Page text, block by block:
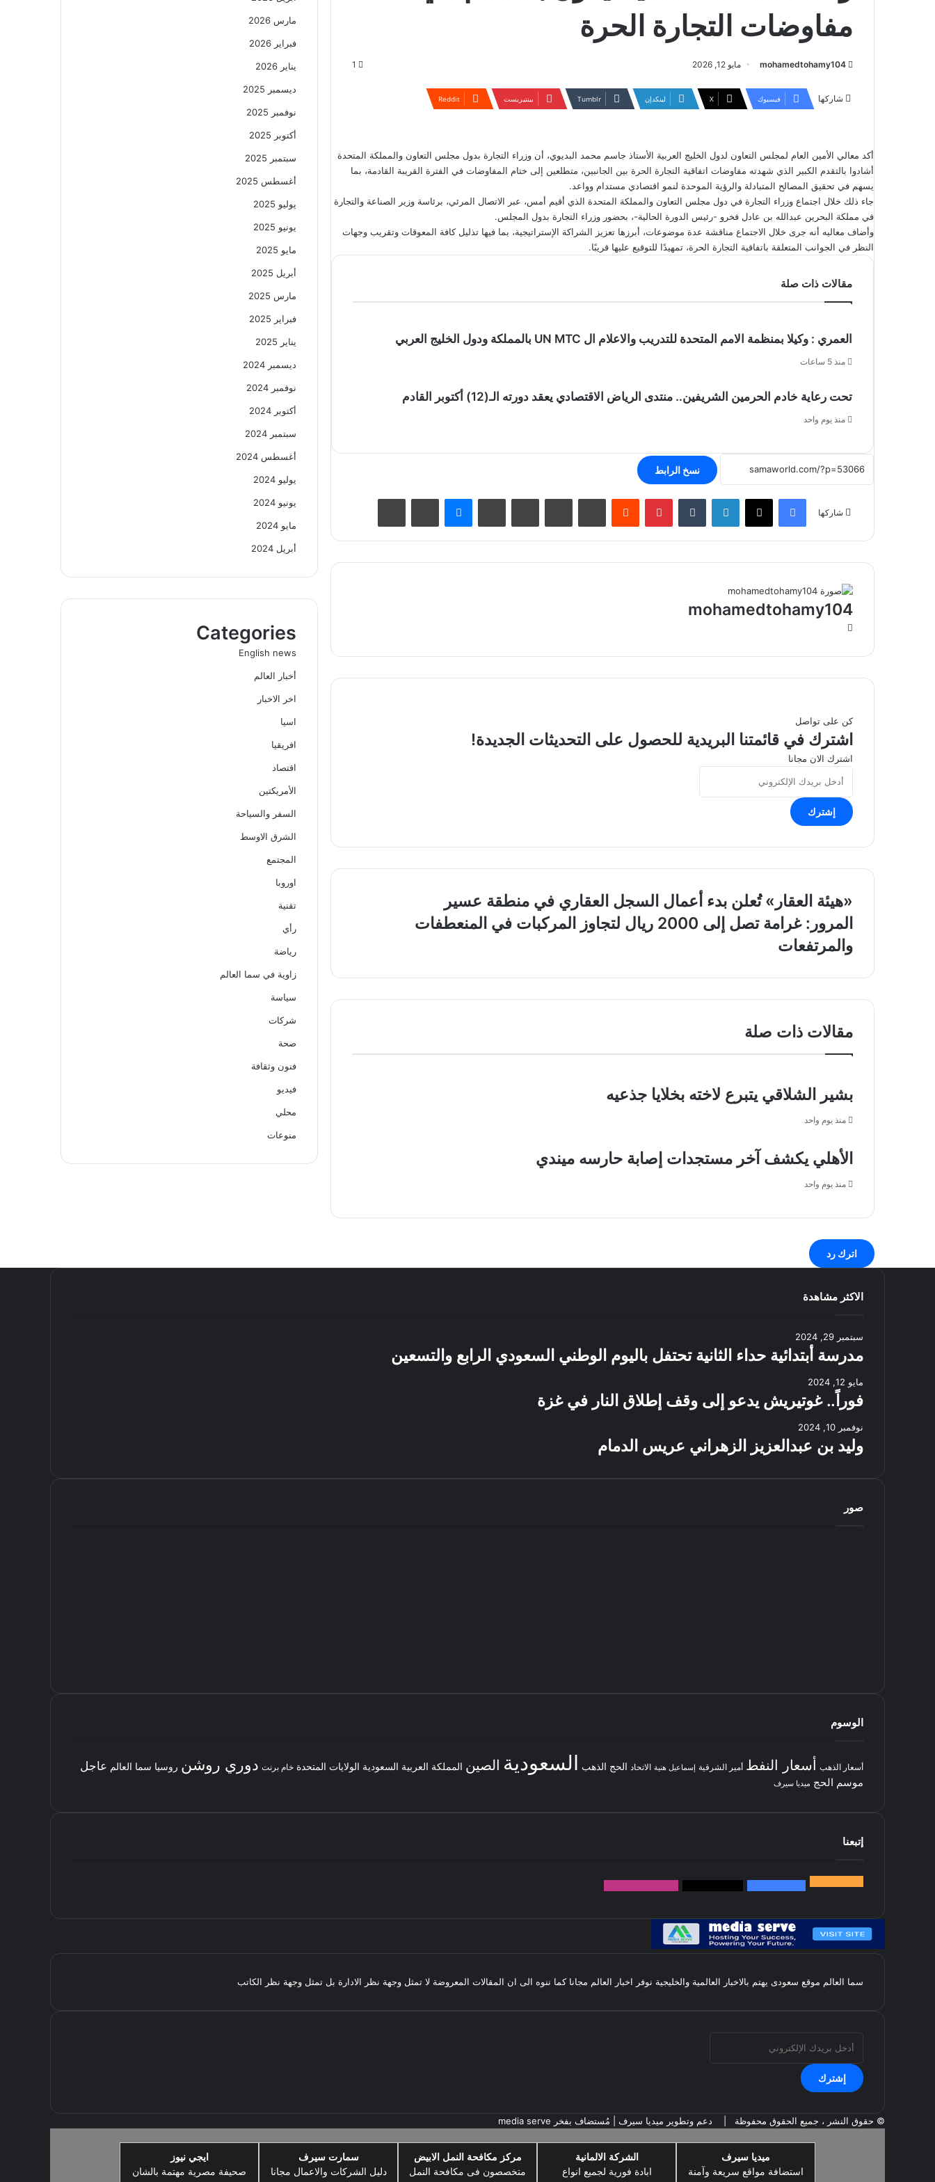
مفاوضات التجارة الحرة
mohamedtohamy104 مايو 12, 2026 1
شاركها فيسبوك ‫X لينكدإن بينتيريست
أكد معالي الأمين العام لمجلس التعاون لدول الخليج العربية الأستاذ جاسم محمد البديوي، أن وزراء التجارة بدول مجلس التعاون والمملكة المتحدة
أشادوا بالتقدم الكبير الذي شهدته مفاوضات اتفاقية التجارة الحرة بين الجانبين، متطلعين إلى ختام المفاوضات في الفترة القريبة القادمة، بما
يسهم في تحقيق المصالح المتبادلة والرؤية الموحدة لنمو اقتصادي مستدام وواعد.
جاء ذلك خلال اجتماع وزراء التجارة في دول مجلس التعاون والمملكة المتحدة الذي أقيم أمس، عبر الاتصال المرئي، برئاسة وزير الصناعة والتجارة
في مملكة البحرين عبدالله بن عادل فخرو -رئيس الدورة الحالية-، بحضور وزراء التجارة بدول المجلس.
وأضاف معاليه أنه جرى خلال الاجتماع مناقشة عدة موضوعات، أبرزها تعزيز الشراكة الإستراتيجية، بما فيها تذليل كافة المعوقات وتقريب وجهات
النظر في الجوانب المتعلقة باتفاقية التجارة الحرة، تمهيدًا للتوقيع عليها قريبًا.
مقالات ذات صلة
العمري : وكيلا بمنظمة الامم المتحدة للتدريب والاعلام ال UN MTC بالمملكة ودول الخليج العربي
منذ 5 ساعات
تحت رعاية خادم الحرمين الشريفين.. منتدى الرياض الاقتصادي يعقد دورته الـ(12) أكتوبر القادم
منذ يوم واحد
نسخ الرابط
شاركها
فيسبوك ‫X لينكدإن بينتيريست Odnoklassniki
‫Pocket سكايب ماسنجر مشاركة عبر البريد طباعة
mohamedtohamy104
كن على تواصل
اشترك في قائمتنا البريدية للحصول على التحديثات الجديدة!
اشترك الان مجانا
بريدك
الإلكتروني
«هيئة
العقار»
تُعلن
بدء
أعمال
في
عسير
«هيئة العقار» تُعلن بدء أعمال السجل العقاري في منطقة عسير
المرور:
غرامة
تصل
2000
في
المرور: غرامة تصل إلى 2000 ريال لتجاوز المركبات في المنعطفات
والمرتفعات
مقالات ذات صلة
بشير الشلاقي يتبرع لاخته بخلايا جذعيه
منذ يوم واحد
الأهلي يكشف آخر مستجدات إصابة حارسه ميندي
منذ يوم واحد
اترك رد
مارس 2026
فبراير 2026
يناير 2026
ديسمبر 2025
نوفمبر 2025
أكتوبر 2025
سبتمبر 2025
أغسطس 2025
يوليو 2025
يونيو 2025
مايو 2025
أبريل 2025
مارس 2025
فبراير 2025
يناير 2025
ديسمبر 2024
نوفمبر 2024
أكتوبر 2024
سبتمبر 2024
أغسطس 2024
يوليو 2024
يونيو 2024
مايو 2024
أبريل 2024
Categories
English news
أخبار العالم
اخر الاخبار
اسيا
افريقيا
اقتصاد
الأمريكتين
السفر والسياحة
الشرق الاوسط
المجتمع
اوروبا
تقنية
رأي
رياضة
زاوية في سما العالم
سياسة
شركات
صحة
فنون وثقافة
فيديو
محلي
منوعات
الاكثر مشاهدة
سبتمبر 29, 2024
مدرسة أبتدائية حداء الثانية تحتفل باليوم الوطني السعودي الرابع والتسعين
مايو 12, 2024
فوراً.. غوتيريش يدعو إلى وقف إطلاق النار في غزة
نوفمبر 10, 2024
وليد بن عبدالعزيز الزهراني عريس الدمام
صور
الوسوم
أسعار الذهب أسعار النفط أمير الشرقية إسماعيل هنية الاتحاد الحج الذهب السعودية الصين المملكة العربية السعودية الولايات المتحدة خام برنت دوري روشن روسيا سما العالم عاجل
موسم الحج ميديا سيرف
إتبعنا
سما العالم موقع سعودى يهتم بالاخبار العالمية والخليجية نوفر اخبار العالم مجانا كما ننوه الى ان المقالات المعروضة لا تمثل وجهة نظر الادارة بل تمثل وجهة نظر الكاتب
بريدك
الإلكتروني
© حقوق النشر ، جميع الحقوق محفوظة | دعم وتطوير ميديا سيرف | مُستضاف بفخر media serve
ميديا سيرف
استضافة مواقع سريعة وآمنة
الشركة الالمانية
ابادة فورية لجميع انواع
مركز مكافحة النمل الابيض
متخصصون فى مكافحة النمل
سمارت سيرف
دليل الشركات والاعمال مجانا
ايجي نيوز
صحيفة مصرية مهتمة بالشان